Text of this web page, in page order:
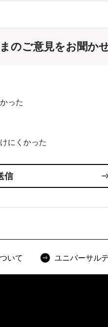
のご意見をお聞か
った
にくかった
いて ユニバーサル